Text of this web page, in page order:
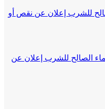
للشرب إعلان عن نقص أو
الصالح للشرب إعلان عن